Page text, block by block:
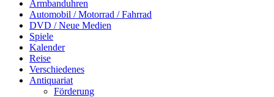
Armbanduhren
Automobil / Motorrad / Fahrrad
DVD / Neue Medien
Spiele
Kalender
Reise
Verschiedenes
Antiquariat
Förderung